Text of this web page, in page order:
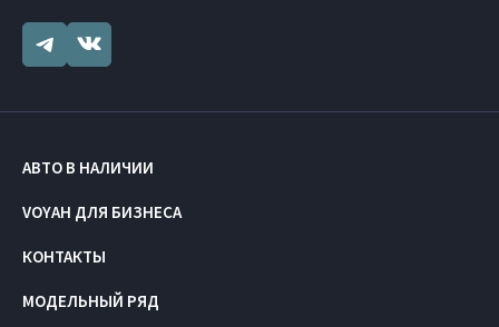
АВТО В НАЛИЧИИ
VOYAH ДЛЯ БИЗНЕСА
КОНТАКТЫ
МОДЕЛЬНЫЙ РЯД